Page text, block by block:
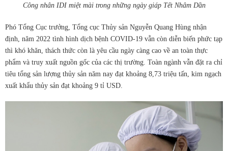
Công nhân IDI miệt mài trong những ngày giáp Tết Nhâm Dần
Phó Tổng Cục trưởng, Tổng cục Thủy sản Nguyễn Quang Hùng nhận
định, năm 2022 tình hình dịch bệnh COVID-19 vẫn còn diễn biến phức tạp
thì khó khăn, thách thức còn là yêu cầu ngày càng cao về an toàn thực
phẩm và truy xuất nguồn gốc của các thị trường. Toàn ngành vẫn đặt ra chỉ
tiêu tổng sản lượng thủy sản năm nay đạt khoảng 8,73 triệu tấn, kim ngạch
xuất khẩu thủy sản đạt khoảng 9 tỉ USD.